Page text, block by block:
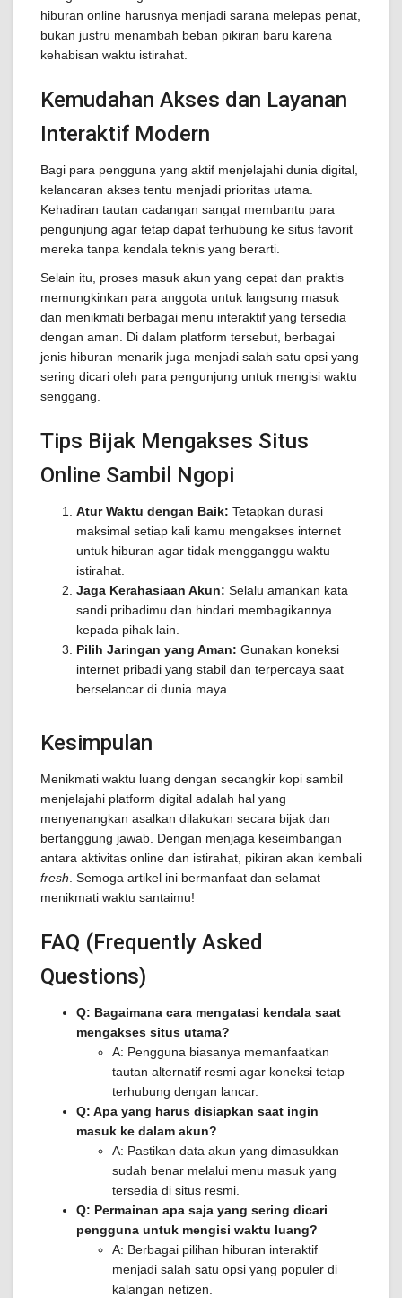
hiburan online harusnya menjadi sarana melepas penat,
bukan justru menambah beban pikiran baru karena
kehabisan waktu istirahat.
Kemudahan Akses dan Layanan
Interaktif Modern
Bagi para pengguna yang aktif menjelajahi dunia digital,
kelancaran akses tentu menjadi prioritas utama.
Kehadiran tautan cadangan sangat membantu para
pengunjung agar tetap dapat terhubung ke situs favorit
mereka tanpa kendala teknis yang berarti.
Selain itu, proses masuk akun yang cepat dan praktis
memungkinkan para anggota untuk langsung masuk
dan menikmati berbagai menu interaktif yang tersedia
dengan aman. Di dalam platform tersebut, berbagai
jenis hiburan menarik juga menjadi salah satu opsi yang
sering dicari oleh para pengunjung untuk mengisi waktu
senggang.
Tips Bijak Mengakses Situs
Online Sambil Ngopi
Atur Waktu dengan Baik: Tetapkan durasi
maksimal setiap kali kamu mengakses internet
untuk hiburan agar tidak mengganggu waktu
istirahat.
Jaga Kerahasiaan Akun: Selalu amankan kata
sandi pribadimu dan hindari membagikannya
kepada pihak lain.
Pilih Jaringan yang Aman: Gunakan koneksi
internet pribadi yang stabil dan terpercaya saat
berselancar di dunia maya.
Kesimpulan
Menikmati waktu luang dengan secangkir kopi sambil
menjelajahi platform digital adalah hal yang
menyenangkan asalkan dilakukan secara bijak dan
bertanggung jawab. Dengan menjaga keseimbangan
antara aktivitas online dan istirahat, pikiran akan kembali
fresh . Semoga artikel ini bermanfaat dan selamat
menikmati waktu santaimu!
FAQ (Frequently Asked
Questions)
Q: Bagaimana cara mengatasi kendala saat
mengakses situs utama?
A: Pengguna biasanya memanfaatkan
tautan alternatif resmi agar koneksi tetap
terhubung dengan lancar.
Q: Apa yang harus disiapkan saat ingin
masuk ke dalam akun?
A: Pastikan data akun yang dimasukkan
sudah benar melalui menu masuk yang
tersedia di situs resmi.
Q: Permainan apa saja yang sering dicari
pengguna untuk mengisi waktu luang?
A: Berbagai pilihan hiburan interaktif
menjadi salah satu opsi yang populer di
kalangan netizen.